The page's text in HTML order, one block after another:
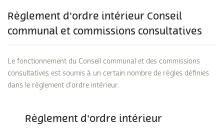
Règlement d'ordre intérieur Conseil
communal et commissions consultatives
Le fonctionnement du Conseil communal et des commissions
consultatives est soumis à un certain nombre de règles définies
dans le règlement d'ordre intérieur.
Règlement d'ordre intérieur